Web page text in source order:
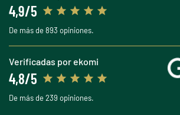
4,9/5
De más de 893 opiniones.
Verificadas por ekomi
4,8/5
De más de 239 opiniones.